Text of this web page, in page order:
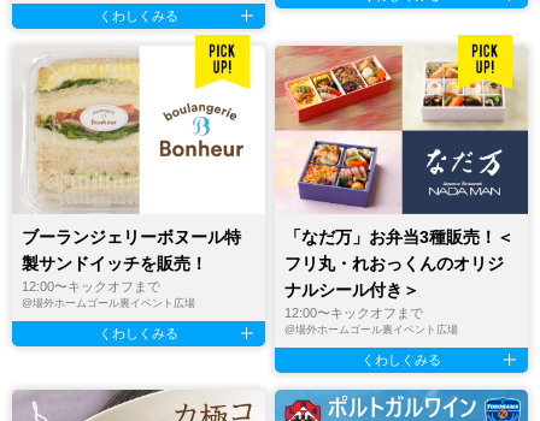
くわしくみる
ブーランジェリーボヌール特
製サンドイッチを販売！
12:00〜キックオフまで
@場外ホームゴール裏イベント広場
くわしくみる
「なだ万」お弁当3種販売！＜
フリ丸・れおっくんのオリジ
ナルシール付き＞
12:00〜キックオフまで
@場外ホームゴール裏イベント広場
くわしくみる